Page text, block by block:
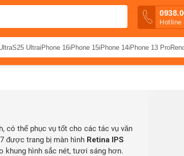
Hotline
S25 UltraiPhone 16iPhone 15iPhone 14iPhone 13 Pro
có thể phục vụ tốt cho các tác vụ văn
được trang bị màn hình Retina IPS
khung hình sắc nét, tươi sáng hơn.